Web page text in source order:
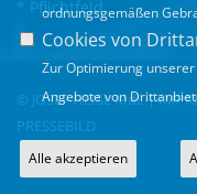
* Pflichtfeld
© JOSEF HEISL MdL |
PRESSEBILD
ordnungsgemäßen
Cookies von
Zur Optimierung
Angebote von
Alle akzeptieren